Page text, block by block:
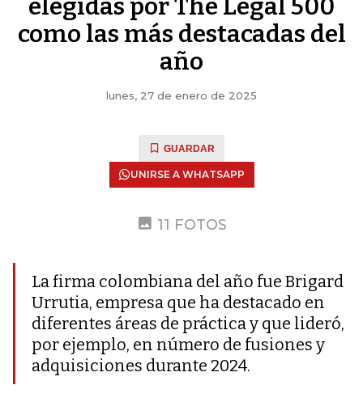
elegidas por The Legal 500
como las más destacadas del
año
lunes, 27 de enero de 2025
GUARDAR
UNIRSE A WHATSAPP
11 FOTOS
La firma colombiana del año fue Brigard
Urrutia, empresa que ha destacado en
diferentes áreas de práctica y que lideró,
por ejemplo, en número de fusiones y
adquisiciones durante 2024.